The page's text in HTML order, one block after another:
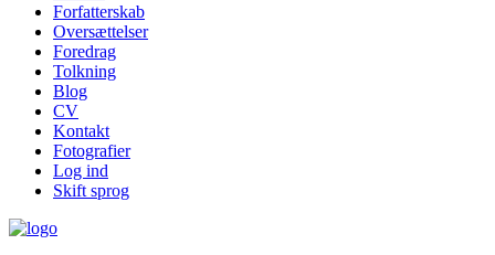
Forfatterskab
Oversættelser
Foredrag
Tolkning
Blog
CV
Kontakt
Fotografier
Log ind
Skift sprog